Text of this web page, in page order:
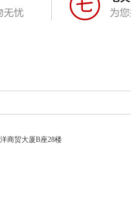
商贸大厦B座28楼